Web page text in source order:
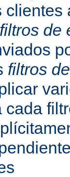
clientes
filtros de
filtros
cada